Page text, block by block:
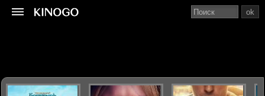
ok